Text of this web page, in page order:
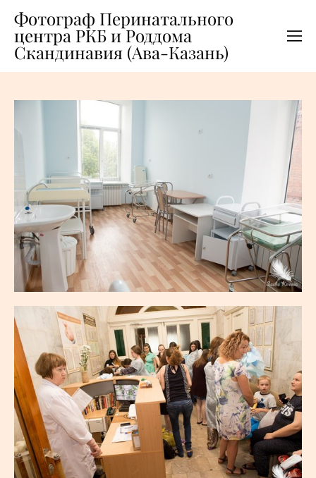
Фотограф Перинатального
центра РКБ и Роддома
Скандинавия (Ава-Казань)